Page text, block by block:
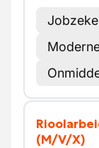
(M/V/X)